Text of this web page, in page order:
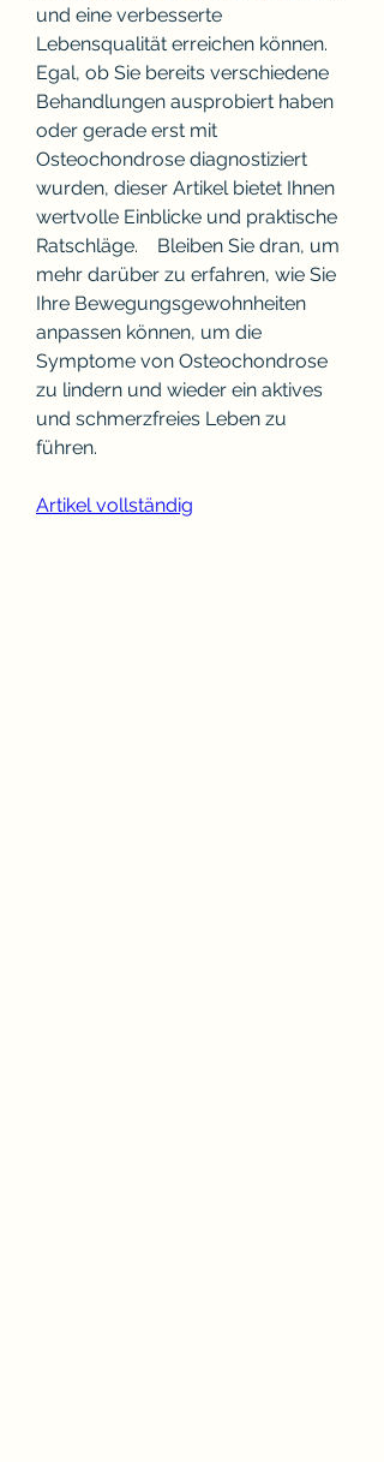
und eine verbesserte
Lebensqualität erreichen können.
Egal, ob Sie bereits verschiedene
Behandlungen ausprobiert haben
oder gerade erst mit
Osteochondrose diagnostiziert
wurden, dieser Artikel bietet Ihnen
wertvolle Einblicke und praktische
Ratschläge.    Bleiben Sie dran, um
mehr darüber zu erfahren, wie Sie
Ihre Bewegungsgewohnheiten
anpassen können, um die
Symptome von Osteochondrose
zu lindern und wieder ein aktives
und schmerzfreies Leben zu
führen.
Artikel vollständig